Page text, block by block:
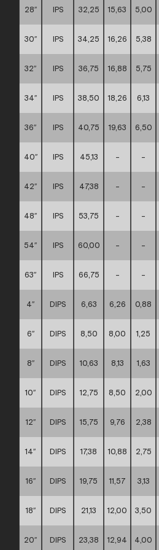
28″ IPS 32,25 15,63 5,00
30″ IPS 34,25 16,26 5,38
32″ IPS 36,75 16,88 5,75
34″ IPS 38,50 18,26 6,13
36″ IPS 40,75 19,63 6,50
40″ IPS 45,13 – –
42″ IPS 47,38 – –
48″ IPS 53,75 – –
54″ IPS 60,00 – –
63″ IPS 66,75 – –
4″ DIPS 6,63 6,26 0,88
6″ DIPS 8,50 8,00 1,25
8″ DIPS 10,63 8,13 1,63
10″ DIPS 12,75 8,50 2,00
12″ DIPS 15,75 9,76 2,38
14″ DIPS 17,38 10,88 2,75
16″ DIPS 19,75 11,57 3,13
18″ DIPS 21,13 12,00 3,50
20″ DIPS 23,38 12,94 4,00